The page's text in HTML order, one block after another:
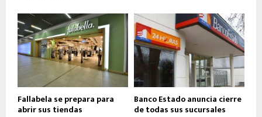
Fallabela se prepara para
abrir sus tiendas
Banco Estado anuncia cierre
de todas sus sucursales